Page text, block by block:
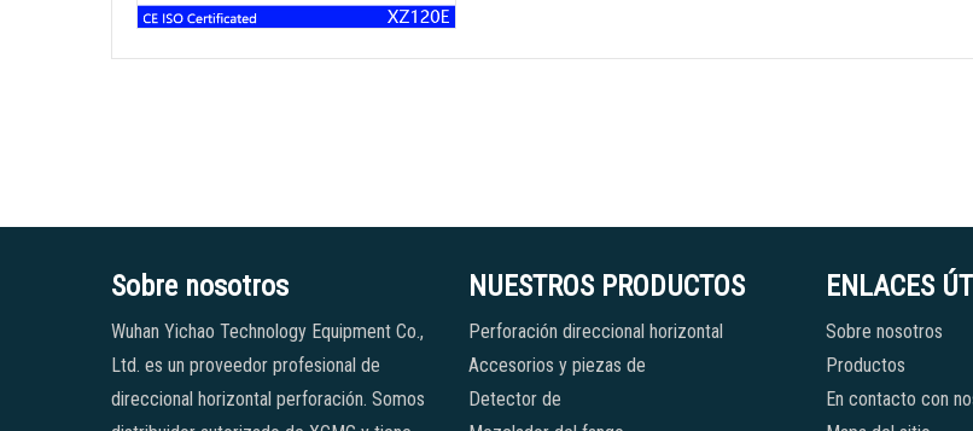
Sobre nosotros
Wuhan Yichao Technology Equipment Co.,
Ltd. es un proveedor profesional de
direccional horizontal perforación. Somos
NUESTROS PRODUCTOS
Perforación direccional horizontal
Accesorios y piezas de
Detector de
ENLACES
Sobre nosotros
Productos
En contacto con